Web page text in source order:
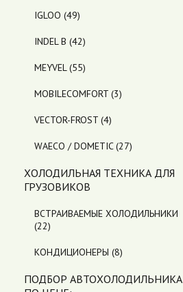
IGLOO (49)
INDEL B (42)
MEYVEL(55)
MOBILECOMFORT (3)
VECTOR-FROST (4)
WAECO / DOMETIC(27)
ХОЛОДИЛЬНАЯ ТЕХНИКА ДЛЯ
ГРУЗОВИКОВ
ВСТРАИВАЕМЫЕ ХОЛОДИЛЬНИКИ
(22)
КОНДИЦИОНЕРЫ (8)
ПОДБОР АВТОХОЛОДИЛЬНИКА